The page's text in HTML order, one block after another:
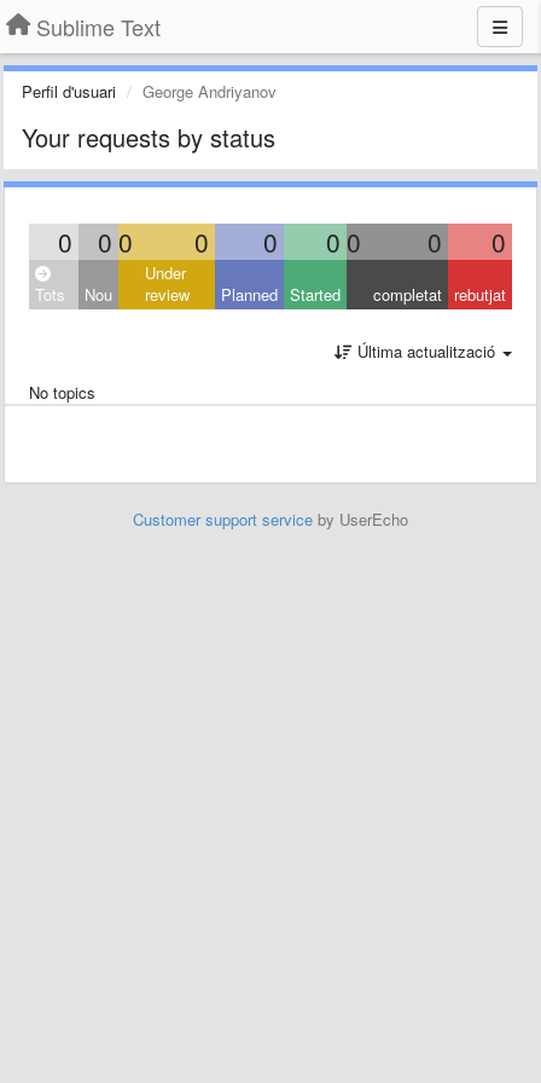
Sublime Text
Perfil d'usuari George Andriyanov
Your requests by status
0 0 0 0 0 0 0 0 0
Tots Nou
Under
review
Planned Started completat rebutjat
Última actualització
No topics
Customer support service by UserEcho